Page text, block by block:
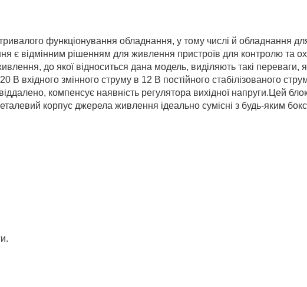
функціонування обладнання, у тому числі й обладнання
є відмінним рішенням для живлення пристроїв для контролю та
до якої відноситься дана модель, виділяють такі переваги,
В вхідного змінного струму в 12 В постійного стабілізованого
компенсує наявність регулятора вихідної напруги.Цей
корпус джерела живлення ідеально сумісні з будь-яким